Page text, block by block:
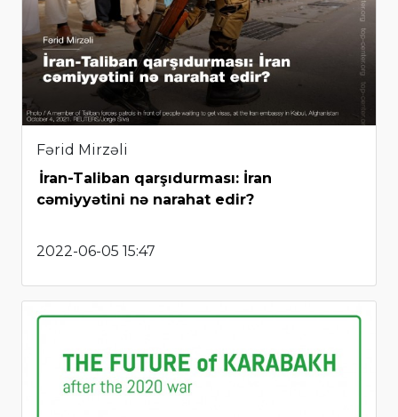
Fərid Mirzəli
İran-Taliban qarşıdurması: İran
cəmiyyətini nə narahat edir?
2022-06-05 15:47